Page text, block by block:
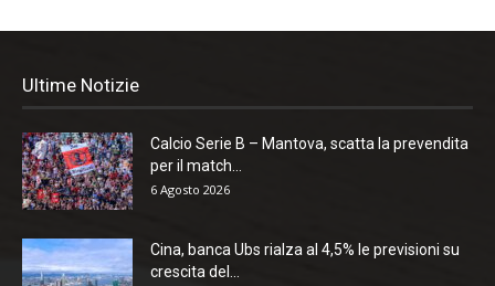
Ultime Notizie
Calcio Serie B – Mantova, scatta la prevendita
per il match...
6 Agosto 2026
Cina, banca Ubs rialza al 4,5% le previsioni su
crescita del...